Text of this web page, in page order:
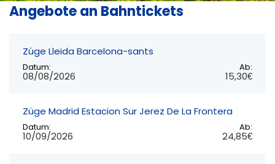
Angebote an Bahntickets
Züge Lleida Barcelona-sants
Datum:
08/08/2026
Ab:
15,30€
Züge Madrid Estacion Sur Jerez De La Frontera
Datum:
10/09/2026
Ab:
24,85€